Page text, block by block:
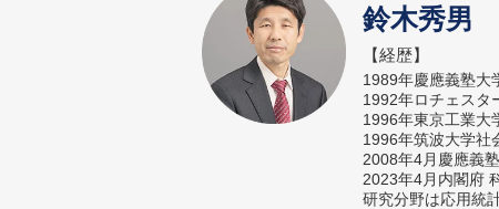
鈴木秀男
【経歴】
1989年慶應義塾大
1992年ロチェスタ
1996年東京工業大
1996年筑波大学社
2008年4月慶應義
2023年4月内閣府
研究分野は応用統